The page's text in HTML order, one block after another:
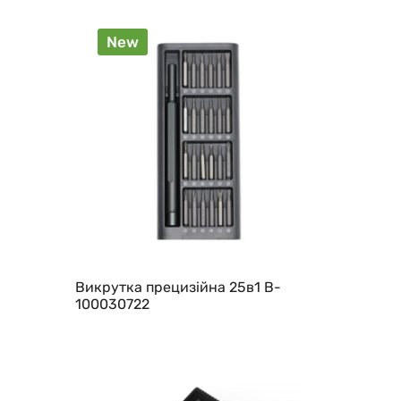
New
Викрутка прецизійна 25в1 B-
100030722